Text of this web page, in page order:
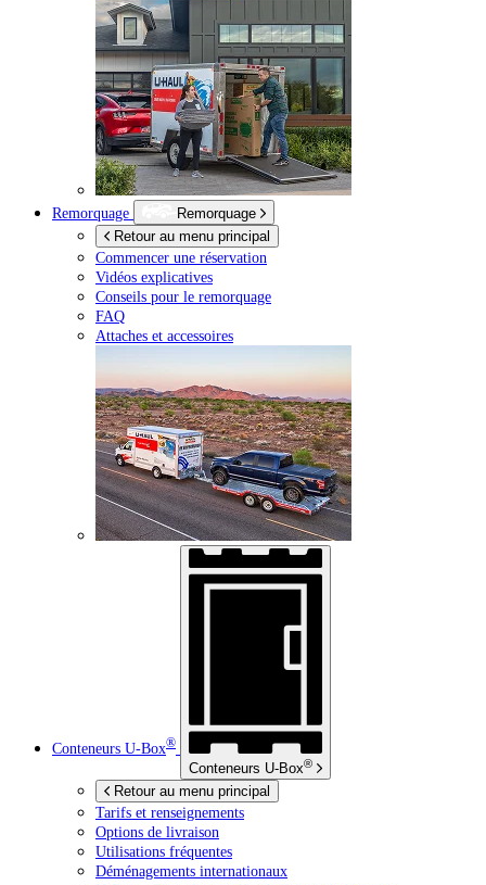
Remorquage
Remorquage
Retour au menu principal
Commencer une réservation
Vidéos explicatives
Conseils pour le remorquage
FAQ
Attaches et accessoires
Conteneurs U-Box®
Conteneurs U-Box®
Retour au menu principal
Tarifs et renseignements
Options de livraison
Utilisations fréquentes
Déménagements internationaux